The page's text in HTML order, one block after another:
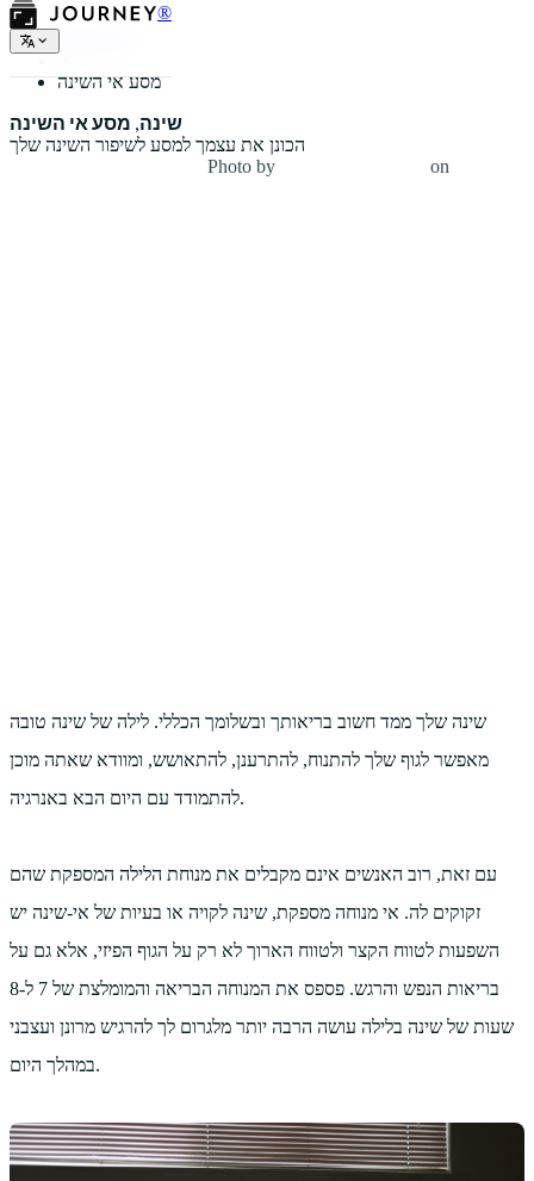
®
סוגי יומנים
מסע אי השינה
שינה, מסע אי השינה
הכונן את עצמך למסע לשיפור השינה שלך
Photo by
on
שינה שלך ממד חשוב בריאותך ובשלומך הכללי. לילה של שינה טובה
מאפשר לגוף שלך להתנוח, להתרענן, להתאושש, ומוודא שאתה מוכן
להתמודד עם היום הבא באנרגיה.
עם זאת, רוב האנשים אינם מקבלים את מנוחת הלילה המספקת שהם
זקוקים לה. אי מנוחה מספקת, שינה לקויה או בעיות של אי-שינה יש
השפעות לטווח הקצר ולטווח הארוך לא רק על הגוף הפיזי, אלא גם על
בריאות הנפש והרגש. פספס את המנוחה הבריאה והמומלצת של 7 ל-8
שעות של שינה בלילה עושה הרבה יותר מלגרום לך להרגיש מרונן ועצבני
במהלך היום.